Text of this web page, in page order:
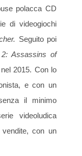
polacca CD
di videogiochi
Seguito poi
Assassins of
2015. Con lo
e con un
il minimo
videoludica
con un